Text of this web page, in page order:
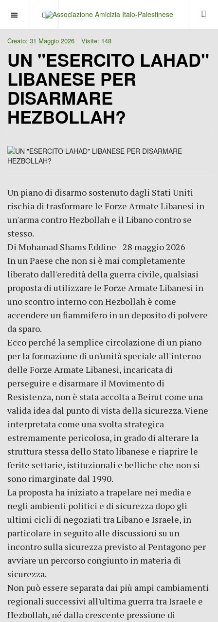
OFF CANVAS
Creato: 31 Maggio 2026 Visite: 148
UN "ESERCITO LAHAD"
LIBANESE PER
DISARMARE
HEZBOLLAH?
Un piano di disarmo sostenuto dagli Stati Uniti
rischia di trasformare le Forze Armate Libanesi in
un'arma contro Hezbollah e il Libano contro se
stesso.
Di Mohamad Shams Eddine - 28 maggio 2026
In un Paese che non si è mai completamente
liberato dall'eredità della guerra civile, qualsiasi
proposta di utilizzare le Forze Armate Libanesi in
uno scontro interno con Hezbollah è come
accendere un fiammifero in un deposito di polvere
da sparo.
Ecco perché la semplice circolazione di un piano
per la formazione di un'unità speciale all'interno
delle Forze Armate Libanesi, incaricata di
perseguire e disarmare il Movimento di
Resistenza, non è stata accolta a Beirut come una
valida idea dal punto di vista della sicurezza. Viene
interpretata come una svolta strategica
estremamente pericolosa, in grado di alterare la
struttura stessa dello Stato libanese e riaprire le
ferite settarie, istituzionali e belliche che non si
sono rimarginate dal 1990.
La proposta ha iniziato a trapelare nei media e
negli ambienti politici e di sicurezza dopo gli
ultimi cicli di negoziati tra Libano e Israele, in
particolare in seguito alle discussioni su un
incontro sulla sicurezza previsto al Pentagono per
avviare un percorso congiunto in materia di
sicurezza.
Non può essere separata dai più ampi cambiamenti
regionali successivi all'ultima guerra tra Israele e
Hezbollah, né dalla crescente pressione di